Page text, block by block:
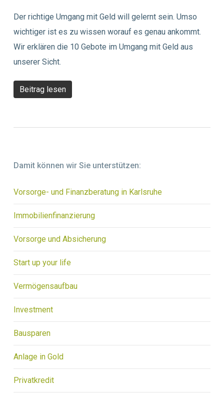
Der richtige Umgang mit Geld will gelernt sein. Umso
wichtiger ist es zu wissen worauf es genau ankommt.
Wir erklären die 10 Gebote im Umgang mit Geld aus
unserer Sicht.
Beitrag lesen
Damit können wir Sie unterstützen:
Vorsorge- und Finanzberatung in Karlsruhe
Immobilienfinanzierung
Vorsorge und Absicherung
Start up your life
Vermögensaufbau
Investment
Bausparen
Anlage in Gold
Privatkredit